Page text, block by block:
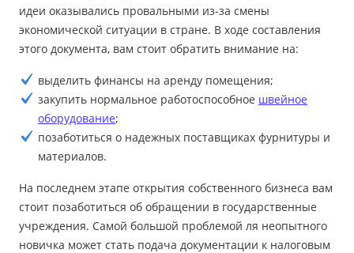
идеи оказывались провальными из-за смены
экономической ситуации в стране. В ходе составления
этого документа, вам стоит обратить внимание на:
выделить финансы на аренду помещения;
закупить нормальное работоспособное швейное
оборудование;
позаботиться о надежных поставщиках фурнитуры и
материалов.
На последнем этапе открытия собственного бизнеса вам
стоит позаботиться об обращении в государственные
учреждения. Самой большой проблемой ля неопытного
новичка может стать подача документации к налоговым